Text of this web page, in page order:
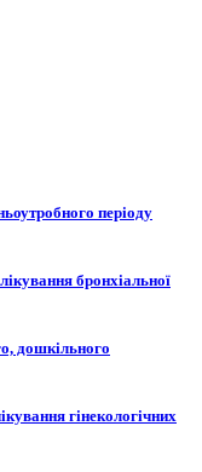
періоду
бронхіальної
дошкільного
гінекологічних